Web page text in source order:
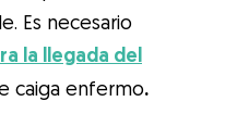
Es necesario
la llegada del
caiga enfermo.